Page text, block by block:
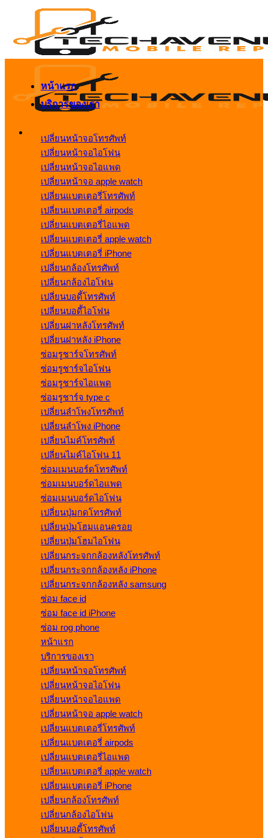
ยัง
เนื้อหา
หน้าแรก
บริการของเรา
เปลี่ยนหน้าจอโทรศัพท์
เปลี่ยนหน้าจอไอโฟน
เปลี่ยนหน้าจอไอแพด
เปลี่ยนหน้าจอ apple watch
เปลี่ยนแบตเตอรี่โทรศัพท์
เปลี่ยนแบตเตอรี่ airpods
เปลี่ยนแบตเตอรี่ไอแพด
เปลี่ยนแบตเตอรี่ apple watch
เปลี่ยนแบตเตอรี่ iPhone
เปลี่ยนกล้องโทรศัพท์
เปลี่ยนกล้องไอโฟน
เปลี่ยนบอดี้โทรศัพท์
เปลี่ยนบอดี้ไอโฟน
เปลี่ยนฝาหลังโทรศัพท์
เปลี่ยนฝาหลัง iPhone
ซ่อมรูชาร์จโทรศัพท์
ซ่อมรูชาร์จไอโฟน
ซ่อมรูชาร์จไอแพด
ซ่อมรูชาร์จ type c
เปลี่ยนลำโพงโทรศัพท์
เปลี่ยนลำโพง iPhone
เปลี่ยนไมค์โทรศัพท์
เปลี่ยนไมค์ไอโฟน 11
ซ่อมเมนบอร์ดโทรศัพท์
ซ่อมเมนบอร์ดไอแพด
ซ่อมเมนบอร์ดไอโฟน
เปลี่ยนปุ่มกดโทรศัพท์
เปลี่ยนปุ่มโฮมแอนดรอย
เปลี่ยนปุ่มโฮมไอโฟน
เปลี่ยนกระจกกล้องหลังโทรศัพท์
เปลี่ยนกระจกกล้องหลัง iPhone
เปลี่ยนกระจกกล้องหลัง samsung
ซ่อม face id
ซ่อม face id iPhone
ซ่อม rog phone
หน้าแรก
บริการของเรา
เปลี่ยนหน้าจอโทรศัพท์
เปลี่ยนหน้าจอไอโฟน
เปลี่ยนหน้าจอไอแพด
เปลี่ยนหน้าจอ apple watch
เปลี่ยนแบตเตอรี่โทรศัพท์
เปลี่ยนแบตเตอรี่ airpods
เปลี่ยนแบตเตอรี่ไอแพด
เปลี่ยนแบตเตอรี่ apple watch
เปลี่ยนแบตเตอรี่ iPhone
เปลี่ยนกล้องโทรศัพท์
เปลี่ยนกล้องไอโฟน
เปลี่ยนบอดี้โทรศัพท์